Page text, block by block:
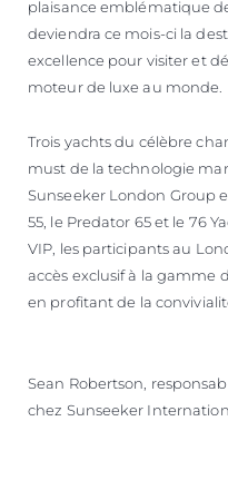
plaisance emblématique
deviendra ce mois-ci la
excellence pour visiter et
moteur de
Trois yachts du célèbre
must de la technologie
Sunseeker London Group
55, le Predator 65 et le 76
VIP, les participants au
accès exclusif à la gamme
en profitant de la
Sean Robertson,
chez Sunseeker